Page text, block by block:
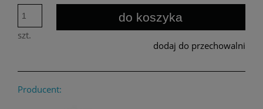
szt.
do koszyka
dodaj do przechowalni
Producent: